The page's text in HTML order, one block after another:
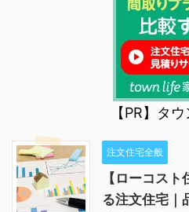
【PR】タ
注文住宅全般
【ローコス
る注文住宅｜